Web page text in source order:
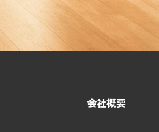
会社概要